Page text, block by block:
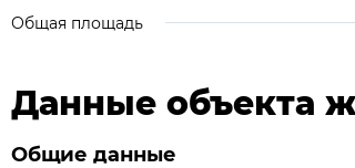
Общая площадь
Данные объекта
Общие данные